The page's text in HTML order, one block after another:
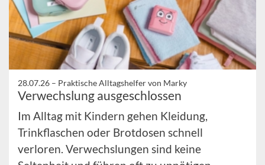
28.07.26 – Praktische Alltagshelfer von Marky
Verwechslung ausgeschlossen
Im Alltag mit Kindern gehen Kleidung,
Trinkflaschen oder Brotdosen schnell
verloren. Verwechslungen sind keine